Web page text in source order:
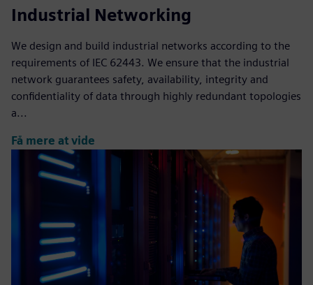
Industrial Networking
We design and build industrial networks according to the
requirements of IEC 62443. We ensure that the industrial
network guarantees safety, availability, integrity and
confidentiality of data through highly redundant topologies
a...
Få mere at vide